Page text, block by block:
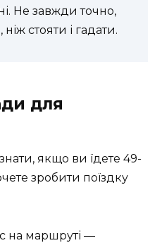
Не завжди точно,
стояти і гадати.
для
якщо ви їдете 49-
зробити поїздку
на маршруті —